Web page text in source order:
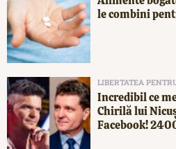
le combini
LIBERTATEA
Incredibil ce
Chirilă lui
Facebook!